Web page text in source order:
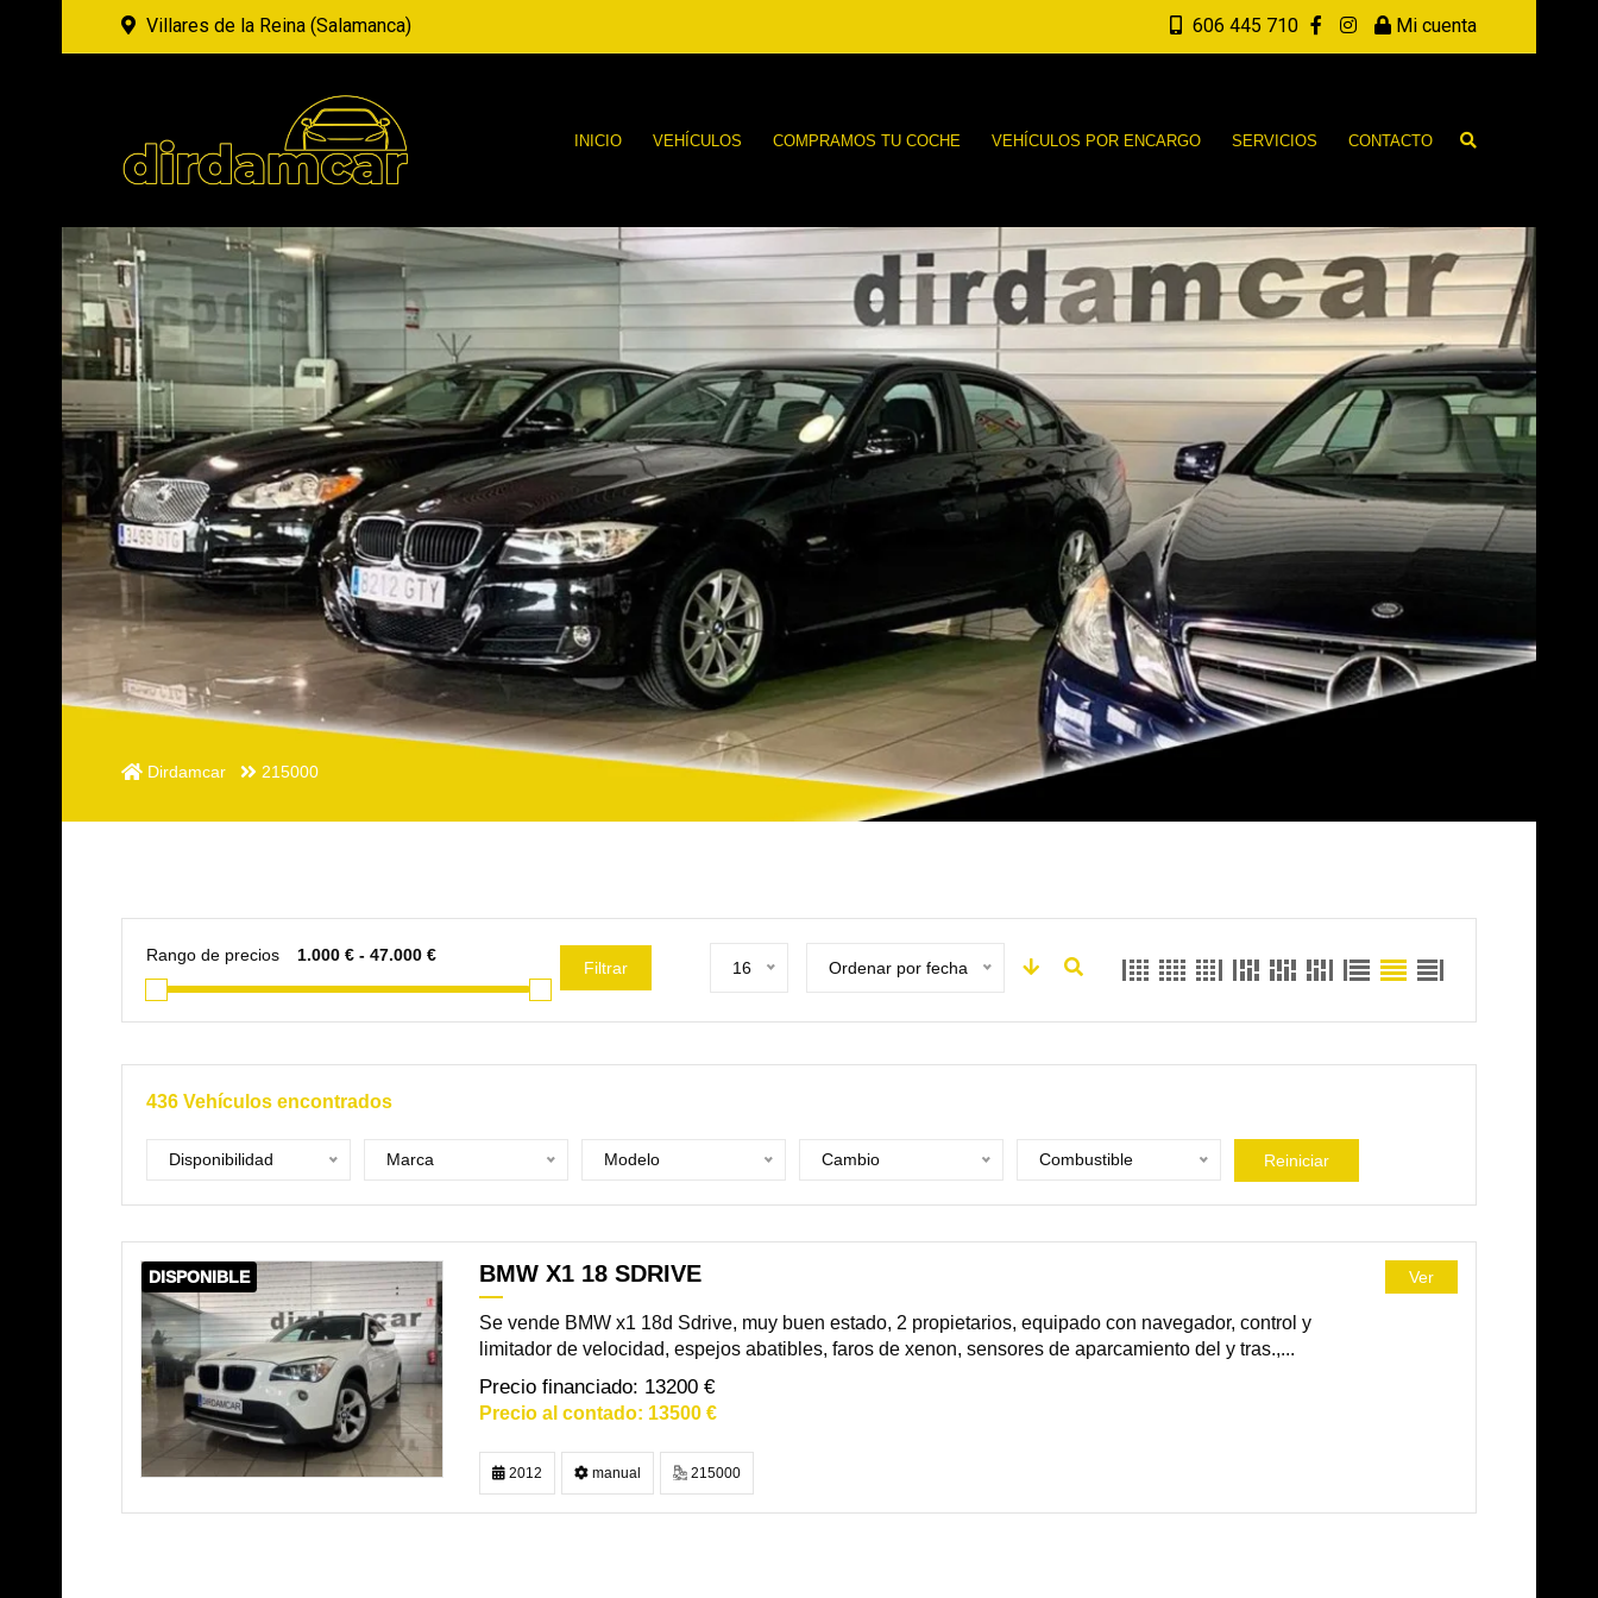
Villares de la Reina (Salamanca) 606 445 710 Mi cuenta
INICIO VEHÍCULOS COMPRAMOS TU COCHE VEHÍCULOS POR ENCARGO SERVICIOS CONTACTO
Dirdamcar 215000
Rango de precios
Filtrar 16 Ordenar por fecha
436 Vehículos encontrados
Disponibilidad Marca Modelo Cambio Combustible Reiniciar
DISPONIBLE BMW X1 18 SDRIVE
Se vende BMW x1 18d Sdrive, muy buen estado, 2 propietarios, equipado con navegador, control y
limitador de velocidad, espejos abatibles, faros de xenon, sensores de aparcamiento del y tras.,...
13200 €
13500 €
Ver
2012 manual 215000